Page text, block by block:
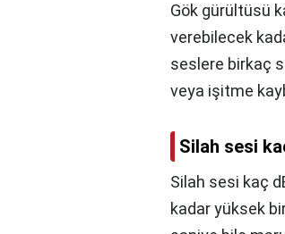
Gök gürültüsü
verebilecek
seslere birkaç
veya işitme
Silah sesi
Silah sesi kaç
kadar yüksek